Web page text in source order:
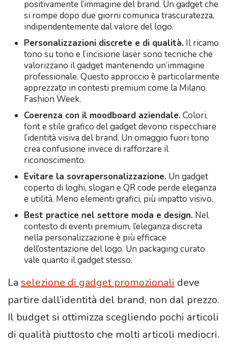
positivamente l’immagine del brand. Un gadget che
si rompe dopo due giorni comunica trascuratezza,
indipendentemente dal valore del logo.
Personalizzazioni discrete e di qualità. Il ricamo
tono su tono e l’incisione laser sono tecniche che
valorizzano il gadget mantenendo un’immagine
professionale. Questo approccio è particolarmente
apprezzato in contesti premium come la Milano
Fashion Week.
Coerenza con il moodboard aziendale. Colori,
font e stile grafico del gadget devono rispecchiare
l’identità visiva del brand. Un omaggio fuori tono
crea confusione invece di rafforzare il
riconoscimento.
Evitare la sovrapersonalizzazione. Un gadget
coperto di loghi, slogan e QR code perde eleganza
e utilità. Meno elementi grafici, più impatto visivo.
Best practice nel settore moda e design. Nel
contesto di eventi premium, l’eleganza discreta
nella personalizzazione è più efficace
dell’ostentazione del logo. Un packaging curato
vale quanto il gadget stesso.
La selezione di gadget promozionali deve
partire dall’identità del brand, non dal prezzo.
Il budget si ottimizza scegliendo pochi articoli
di qualità piuttosto che molti articoli mediocri.